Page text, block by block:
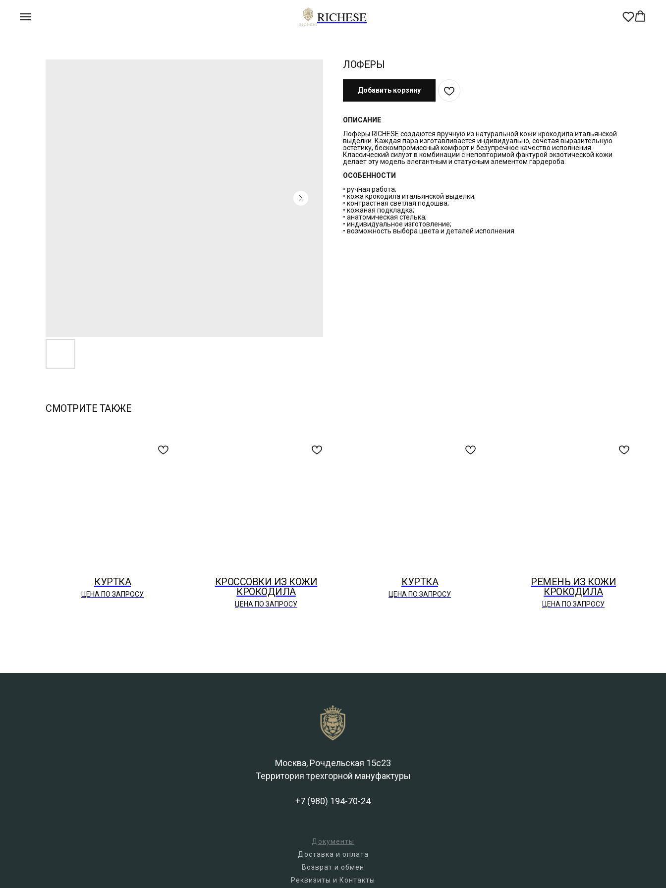
RICHESE
ЛОФЕРЫ
Добавить корзину
ОПИСАНИЕ
Лоферы RICHESE создаются вручную из натуральной кожи крокодила итальянской
выделки. Каждая пара изготавливается индивидуально, сочетая выразительную
эстетику, бескомпромиссный комфорт и безупречное качество исполнения.
Классический силуэт в комбинации с неповторимой фактурой экзотической кожи
делает эту модель элегантным и статусным элементом гардероба.
ОСОБЕННОСТИ
• ручная работа;
• кожа крокодила итальянской выделки;
• контрастная светлая подошва;
• кожаная подкладка;
• анатомическая стелька;
• индивидуальное изготовление;
• возможность выбора цвета и деталей исполнения.
СМОТРИТЕ ТАКЖЕ
КУРТКА
ЦЕНА ПО ЗАПРОСУ
КРОССОВКИ ИЗ КОЖИ
КРОКОДИЛА
ЦЕНА ПО ЗАПРОСУ
КУРТКА
ЦЕНА ПО ЗАПРОСУ
РЕМЕНЬ ИЗ КОЖИ
КРОКОДИЛА
ЦЕНА ПО ЗАПРОСУ
Москва, Рочдельская 15с23
Территория трехгорной мануфактуры
+7 (980) 194-70-24
Документы
Доставка и оплата
Возврат и обмен
Реквизиты и Контакты